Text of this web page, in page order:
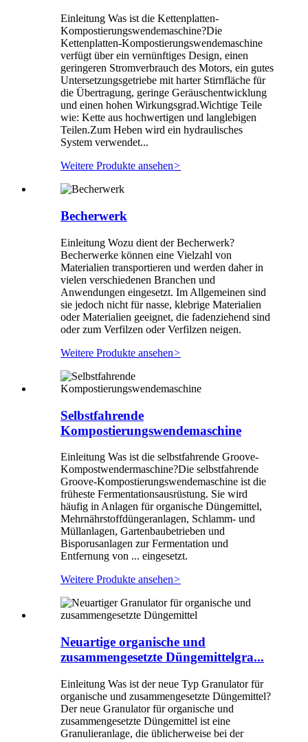
Einleitung Was ist die Kettenplatten-
Kompostierungswendemaschine?Die
Kettenplatten-Kompostierungswendemaschine
verfügt über ein vernünftiges Design, einen
geringeren Stromverbrauch des Motors, ein gutes
Untersetzungsgetriebe mit harter Stirnfläche für
die Übertragung, geringe Geräuschentwicklung
und einen hohen Wirkungsgrad.Wichtige Teile
wie: Kette aus hochwertigen und langlebigen
Teilen.Zum Heben wird ein hydraulisches
System verwendet...
Weitere Produkte ansehen>
Becherwerk
Einleitung Wozu dient der Becherwerk?
Becherwerke können eine Vielzahl von
Materialien transportieren und werden daher in
vielen verschiedenen Branchen und
Anwendungen eingesetzt. Im Allgemeinen sind
sie jedoch nicht für nasse, klebrige Materialien
oder Materialien geeignet, die fadenziehend sind
oder zum Verfilzen oder Verfilzen neigen.
Weitere Produkte ansehen>
Selbstfahrende
Kompostierungswendemaschine
Einleitung Was ist die selbstfahrende Groove-
Kompostwendermaschine?Die selbstfahrende
Groove-Kompostierungswendemaschine ist die
früheste Fermentationsausrüstung. Sie wird
häufig in Anlagen für organische Düngemittel,
Mehrnährstoffdüngeranlagen, Schlamm- und
Müllanlagen, Gartenbaubetrieben und
Bisporusanlagen zur Fermentation und
Entfernung von ... eingesetzt.
Weitere Produkte ansehen>
Neuartige organische und
zusammengesetzte Düngemittelgra...
Einleitung Was ist der neue Typ Granulator für
organische und zusammengesetzte Düngemittel?
Der neue Granulator für organische und
zusammengesetzte Düngemittel ist eine
Granulieranlage, die üblicherweise bei der